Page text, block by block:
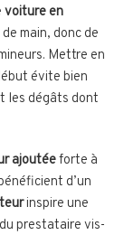
voiture en
main, donc de
Mettre en
évite bien
les dégâts dont
ajoutéeforte à
d’un
inspire une
prestataire vis-